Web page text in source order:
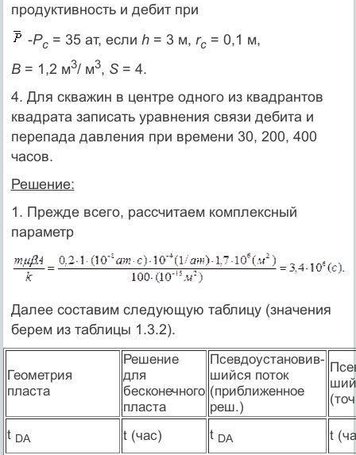
продуктивность и дебит при
-Pс= 35 ат, если h= 3 м, rc= 0,1 м,
В= 1,2 м3/ м3, S= 4.
4. Для скважин в центре одного из квадрантов
квадрата записать уравнения связи дебита и
перепада давления при времени 30, 200, 400
часов.
Решение:
1. Прежде всего, рассчитаем комплексный
параметр
Далее составим следующую таблицу (значения
берем из таблицы 1.3.2).
Геометрия
пласта
Решение
для
бесконечного
пласта
Псевдоустановив-
шийся поток
(приближенное
реш.)
t DА t (час) t DА
t